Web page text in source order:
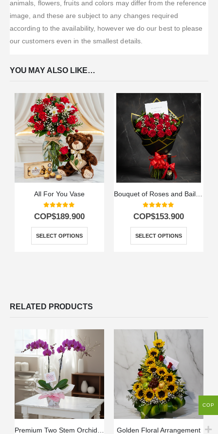
animals, flowers, fruits and colors may differ from the reference
image, and these are subject to any changes required
according to the availability, however we do our best to please
our customers even in the smallest details.
YOU MAY ALSO LIKE…
All For You Vase
0out of 5
COP$189.900
SELECT OPTIONS
0out of 5
COP$153.900
SELECT OPTIONS
RELATED PRODUCTS
Premium Two Stem Orchid – Deluxe Golden Floral Arrangement
COP